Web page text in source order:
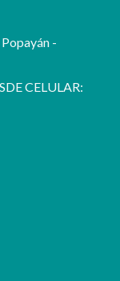
-
CELULAR: